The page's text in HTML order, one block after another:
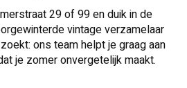
29 of 99 en duik in de
vintage verzamelaar
ons team helpt je graag aan
je zomer onvergetelijk maakt.